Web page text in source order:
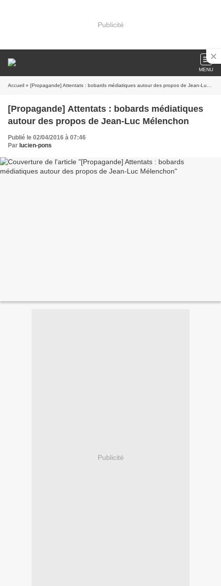
Publicité
MENU
Accueil » [Propagande] Attentats : bobards médiatiques autour des propos de Jean-Luc Mélenchon
[Propagande] Attentats : bobards médiatiques
autour des propos de Jean-Luc Mélenchon
Publié le 02/04/2016 à 07:46
Par lucien-pons
Publicité